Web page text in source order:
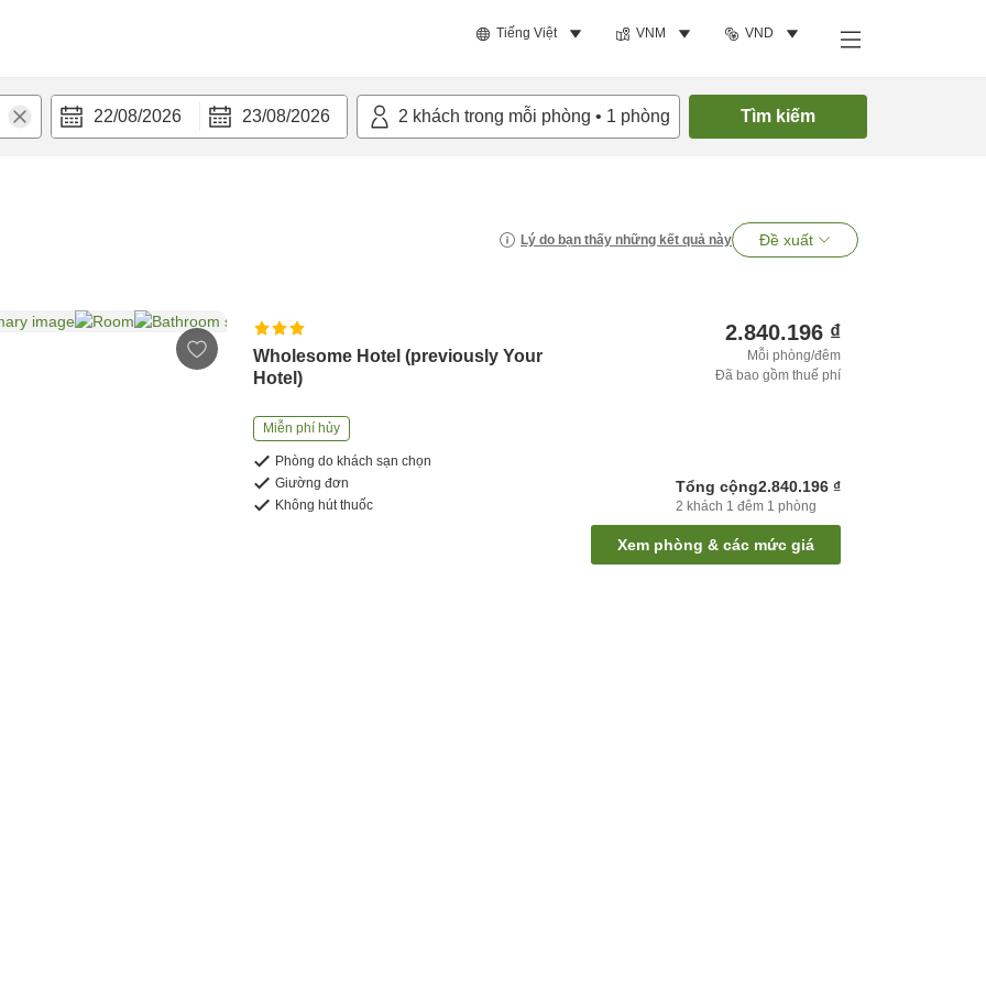
Tiếng Việt VNM VND
22/08/2026 23/08/2026 2 khách trong mỗi phòng • 1 phòng Tìm kiếm
Lý do bạn thấy những kết quả này Đề xuất
Wholesome Hotel (previously Your
Hotel)
Miễn phí hủy
Phòng do khách sạn chọn
Giường đơn
Không hút thuốc
2.840.196 ₫
Mỗi phòng/đêm
Đã bao gồm thuế phí
Tổng cộng2.840.196 ₫
2 khách 1 đêm 1 phòng
Xem phòng & các mức giá